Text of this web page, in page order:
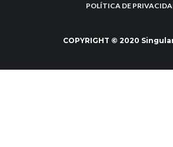
POLÍTICA DE
COPYRIGHT © 2020